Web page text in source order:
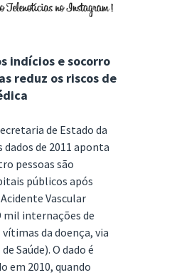
indícios e socorro
reduz os riscos de
de Estado da
dados de 2011 aponta
pessoas são
públicos após
Vascular
mil internações de
da doença, via
Saúde). O dado é
em 2010, quando